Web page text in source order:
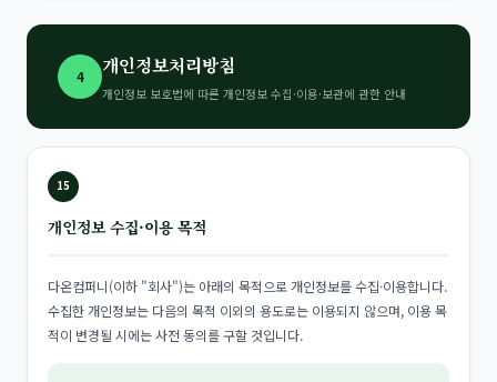
4 개인정보처리방침
개인정보 보호법에 따른 개인정보 수집·이용·보관에 관한 안내
15
개인정보 수집·이용 목적
다온컴퍼니(이하 "회사")는 아래의 목적으로 개인정보를 수집·이용합니다.
수집한 개인정보는 다음의 목적 이외의 용도로는 이용되지 않으며, 이용 목
적이 변경될 시에는 사전 동의를 구할 것입니다.